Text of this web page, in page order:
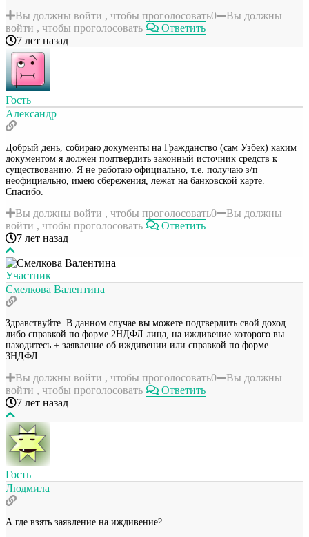
Вы должны войти , чтобы проголосовать0
Вы должны
войти , чтобы проголосовать
Ответить
7 лет назад
Гость
Александр
Добрый день, собираю документы на Гражданство (сам Узбек) каким
документом я должен подтвердить законный источник средств к
существованию. Я не работаю официально, т.е. получаю з/п
неофициально, имею сбережения, лежат на банковской карте.
Спасибо.
Вы должны войти , чтобы проголосовать0
Вы должны
войти , чтобы проголосовать
Ответить
7 лет назад
Участник
Смелкова Валентина
Здравствуйте. В данном случае вы можете подтвердить свой доход
либо справкой по форме 2НДФЛ лица, на иждивение которого вы
находитесь + заявление об иждивении или справкой по форме
3НДФЛ.
Вы должны войти , чтобы проголосовать0
Вы должны
войти , чтобы проголосовать
Ответить
7 лет назад
Гость
Людмила
А где взять заявление на иждивение?